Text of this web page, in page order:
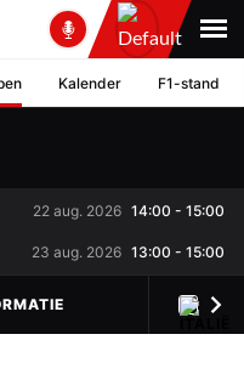
Kalender F1-stand
22 aug. 2026 14:00 - 15:00
23 aug. 2026 13:00 - 15:00